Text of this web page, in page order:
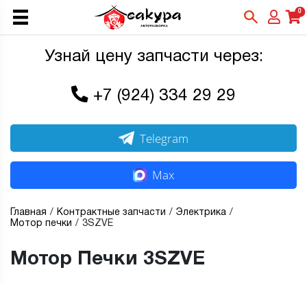
0
Узнай цену запчасти через:
+7 (924) 334 29 29
Telegram
Max
Главная Контрактные запчасти
Электрика
Мотор печки
3SZVE
Мотор Печки 3SZVE